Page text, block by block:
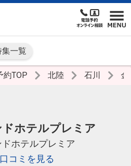
集一覧
約TOP 北陸 石川
ホテルプレミア
ホテルプレミア
口コミを見る